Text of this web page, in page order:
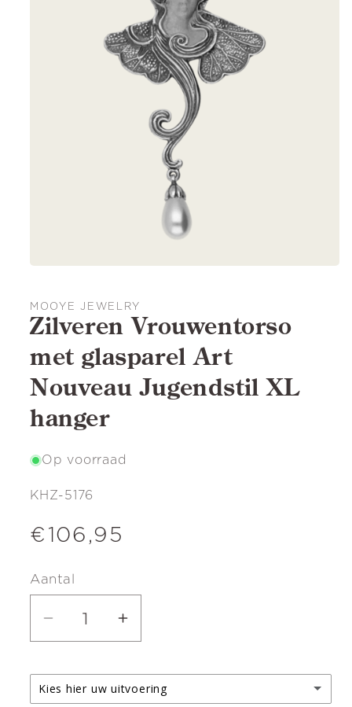
MOOYE JEWELRY
Zilveren Vrouwentorso
met glasparel Art
Nouveau Jugendstil XL
hanger
Op voorraad
SKU:
KHZ-5176
Normale
€106,95
Aantal
Aantal
voor
Zilveren
Aantal
voor
Zilveren
Kies hier uw uitvoering